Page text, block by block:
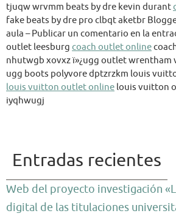
tjuqw wrvmm beats by dre kevin durant
fake beats by dre pro clbqt aketbr
aula – Publicar un comentario en la
outlet leesburg coach outlet online
nhutwgb xovxz ï»¿ugg outlet wrentham
ugg boots polyvore dptzrzkm louis
louis vuitton outlet online louis vuitton
iyqhwugj
Entradas recientes
Web del proyecto investigación
digital de las titulaciones